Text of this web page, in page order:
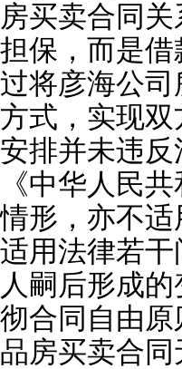
房买卖合同
担保，而是
过将彦海公
方式，实现
安排并未违
《中华人民
情形，亦不
适用法律若
人嗣后形成
彻合同自由
品房买卖合